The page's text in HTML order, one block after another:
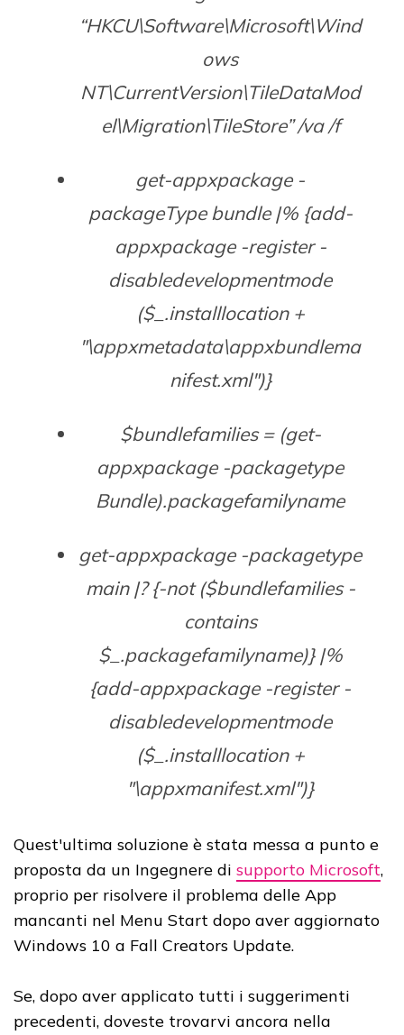
“HKCU\Software\Microsoft\Wind
ows
NT\CurrentVersion\TileDataMod
el\Migration\TileStore” /va /f
get-appxpackage -
packageType bundle |% {add-
appxpackage -register -
disabledevelopmentmode
($_.installlocation +
"\appxmetadata\appxbundlema
nifest.xml")}
$bundlefamilies = (get-
appxpackage -packagetype
Bundle).packagefamilyname
get-appxpackage -packagetype
main |? {-not ($bundlefamilies -
contains
$_.packagefamilyname)} |%
{add-appxpackage -register -
disabledevelopmentmode
($_.installlocation +
"\appxmanifest.xml")}
Quest'ultima soluzione è stata messa a punto e
proposta da un Ingegnere di supporto Microsoft,
proprio per risolvere il problema delle App
mancanti nel Menu Start dopo aver aggiornato
Windows 10 a Fall Creators Update.
Se, dopo aver applicato tutti i suggerimenti
precedenti, doveste trovarvi ancora nella